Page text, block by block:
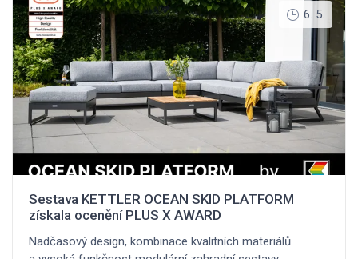
6. 5.
Sestava KETTLER OCEAN SKID PLATFORM
získala ocenění PLUS X AWARD
Nadčasový design, kombinace kvalitních materiálů